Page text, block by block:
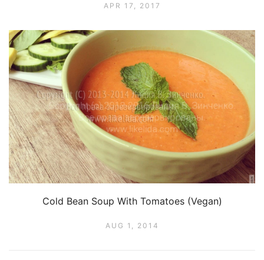
APR 17, 2017
Cold Bean Soup With Tomatoes (Vegan)
AUG 1, 2014